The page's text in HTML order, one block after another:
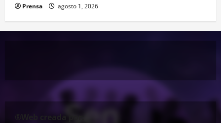
Prensa agosto 1, 2026
®Web creada por: